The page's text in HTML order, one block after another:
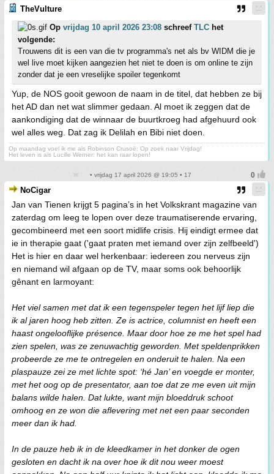
TheVulture
Op vrijdag 10 april 2026 23:08 schreef TLC het
volgende:
Trouwens dit is een van die tv programma's net als bv WIDM die je
wel live moet kijken aangezien het niet te doen is om online te zijn
zonder dat je een vreselijke spoiler tegenkomt
Yup, de NOS gooit gewoon de naam in de titel, dat hebben ze bij
het AD dan net wat slimmer gedaan. Al moet ik zeggen dat de
aankondiging dat de winnaar de buurtkroeg had afgehuurd ook
wel alles weg. Dat zag ik Delilah en Bibi niet doen.
Op maandag voel ik me als Robinson Crusoë: Op zoek naar Vrijdag!
Het leven is als Lucille Werner: het kan raar lopen!
• vrijdag 17 april 2026 @ 19:05 • 17
NoCigar
Jan van Tienen krijgt 5 pagina’s in het Volkskrant magazine van
zaterdag om leeg te lopen over deze traumatiserende ervaring,
gecombineerd met een soort midlife crisis. Hij eindigt ermee dat
ie in therapie gaat ('gaat praten met iemand over zijn zelfbeeld')
Het is hier en daar wel herkenbaar: iedereen zou nerveus zijn
en niemand wil afgaan op de TV, maar soms ook behoorlijk
gênant en larmoyant:
Het viel samen met dat ik een tegenspeler tegen het lijf liep die
ik al jaren hoog heb zitten. Ze is actrice, columnist en heeft een
haast ongelooflijke présence. Maar door hoe ze me het spel had
zien spelen, was ze zenuwachtig geworden. Met speldenprikken
probeerde ze me te ontregelen en onderuit te halen. Na een
plaspauze zei ze met lichte spot: ‘hé Jan’ en voegde er monter,
met het oog op de presentator, aan toe dat ze me even uit mijn
balans wilde halen. Dat lukte, want mijn bloeddruk schoot
omhoog en ze won die aflevering met net een paar seconden
meer dan ik had.
In de pauze heb ik in de kleedkamer in het donker de ogen
gesloten en dacht ik na over hoe ik dit nou weer moest